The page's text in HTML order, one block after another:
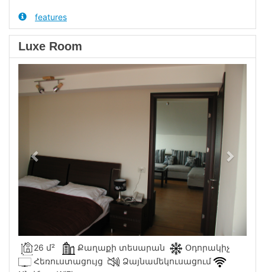
features
Luxe Room
Previous Next
26 մ² Քաղաքի տեսարան
Օդորակիչ
Հեռուստացույց
Ձայնամեկուսացում